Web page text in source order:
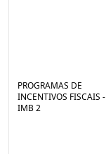
PROGRAMAS DE
INCENTIVOS FISCAIS -
IMB 2